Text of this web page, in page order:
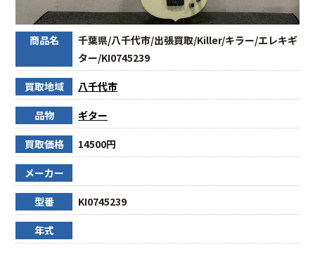
商品名
千葉県/八千代市/出張買取/Killer/キラー/エレキギ
ター/KI0745239
買取地域 八千代市
品物 ギター
買取価格 14500円
メーカー
型番 KI0745239
年式